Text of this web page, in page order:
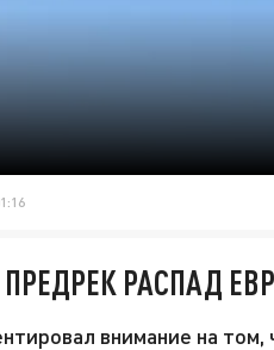
РАСПАД
внимание на том,